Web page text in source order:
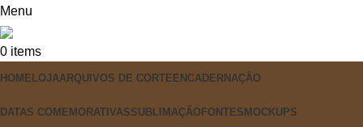
Menu
0 items
HOME LOJAARQUIVOS DE CORTE ENCADERNAÇÃO
DATAS COMEMORATIVASSUBLIMAÇÃO FONTES MOCKUPS